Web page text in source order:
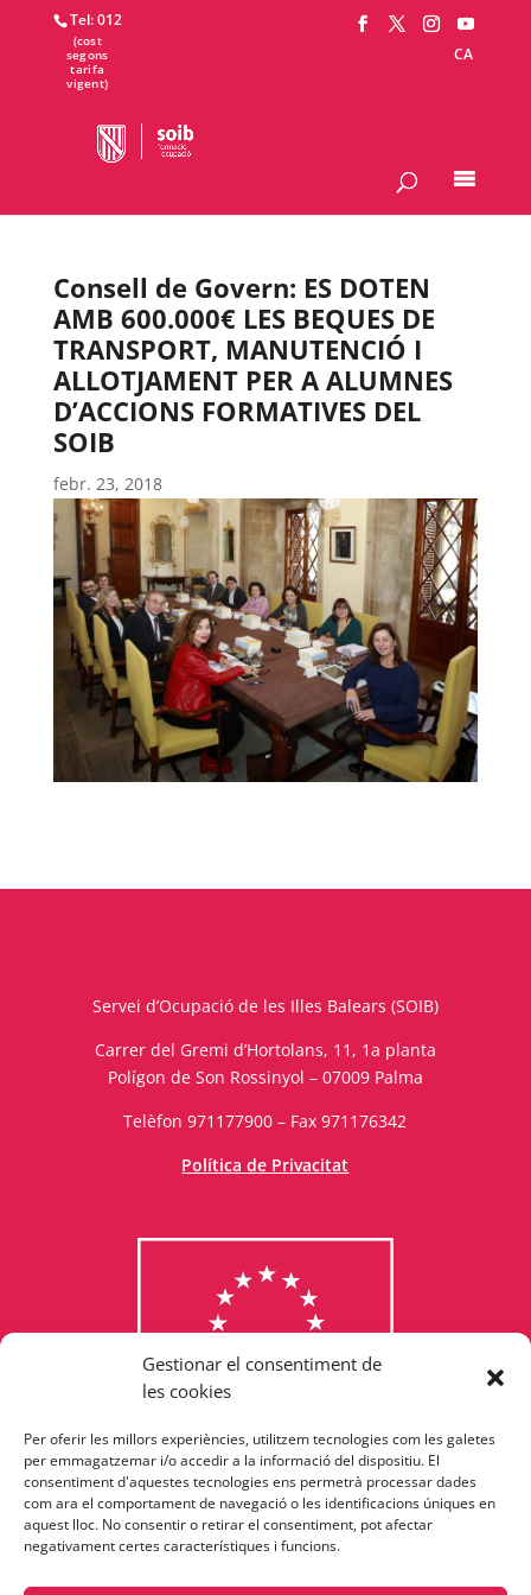
Gestionar el consentiment de
les cookies
Per oferir les millors experiències, utilitzem tecnologies com les galetes
per emmagatzemar i/o accedir a la informació del dispositiu. El
consentiment d'aquestes tecnologies ens permetrà processar dades
com ara el comportament de navegació o les identificacions úniques en
aquest lloc. No consentir o retirar el consentiment, pot afectar
negativament certes característiques i funcions.
Tel: 012
CA
Consell de Govern: ES DOTEN
AMB 600.000€ LES BEQUES DE
TRANSPORT, MANUTENCIÓ I
ALLOTJAMENT PER A ALUMNES
D’ACCIONS FORMATIVES DEL
SOIB
febr. 23, 2018
Consulta els programes
finançats per la Unió Europea
Servei d’Ocupació de les Illes Balears (SOIB)
Carrer del Gremi d’Hortolans, 11, 1a planta
Polígon de Son Rossinyol – 07009 Palma
Telèfon 971177900 – Fax 971176342
Política de Privacitat